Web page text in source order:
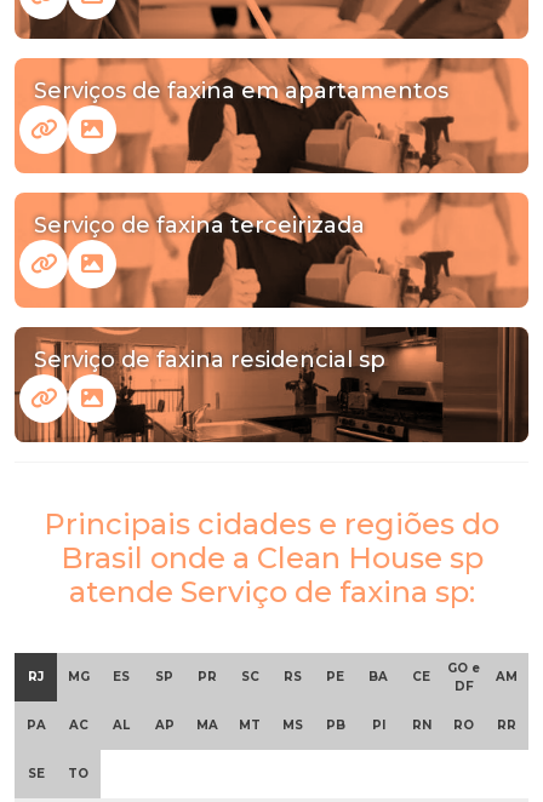
Serviços de faxina em apartamentos
Serviço de faxina terceirizada
Serviço de faxina residencial sp
Principais cidades e regiões do
Brasil onde a Clean House sp
atende Serviço de faxina sp:
RJ MG ES SP PR SC RS PE BA CE
GO e
DF
AM
PA AC AL AP MA MT MS PB PI RN RO RR
SE TO